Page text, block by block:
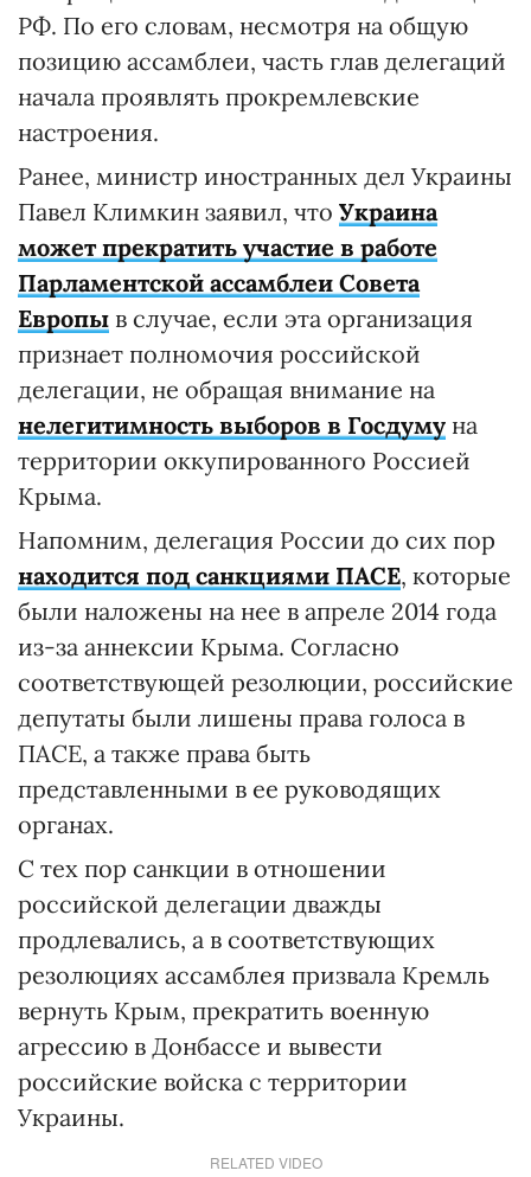
РФ. По его словам, несмотря на общую
позицию ассамблеи, часть глав делегаций
начала проявлять прокремлевские
настроения.
Ранее, министр иностранных дел Украины
Павел Климкин заявил, что Украина
может прекратить участие в работе
Парламентской ассамблеи Совета
Европы в случае, если эта организация
признает полномочия российской
делегации, не обращая внимание на
нелегитимность выборов в Госдуму на
территории оккупированного Россией
Крыма.
Напомним, делегация России до сих пор
находится под санкциями ПАСЕ, которые
были наложены на нее в апреле 2014 года
из-за аннексии Крыма. Согласно
соответствующей резолюции, российские
депутаты были лишены права голоса в
ПАСЕ, а также права быть
представленными в ее руководящих
органах.
С тех пор санкции в отношении
российской делегации дважды
продлевались, а в соответствующих
резолюциях ассамблея призвала Кремль
вернуть Крым, прекратить военную
агрессию в Донбассе и вывести
российские войска с территории
Украины.
RELATED VIDEO